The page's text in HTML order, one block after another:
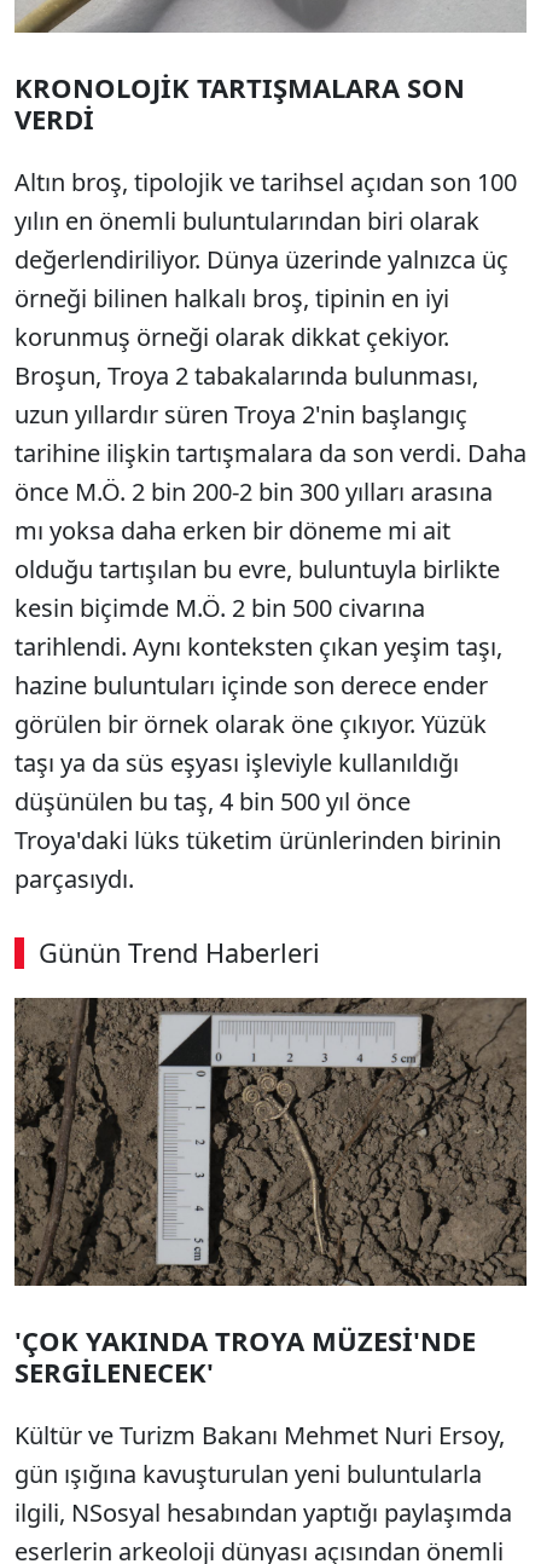
KRONOLOJİK TARTIŞMALARA SON
VERDİ
Altın broş, tipolojik ve tarihsel açıdan son 100
yılın en önemli buluntularından biri olarak
değerlendiriliyor. Dünya üzerinde yalnızca üç
örneği bilinen halkalı broş, tipinin en iyi
korunmuş örneği olarak dikkat çekiyor.
Broşun, Troya 2 tabakalarında bulunması,
uzun yıllardır süren Troya 2'nin başlangıç
tarihine ilişkin tartışmalara da son verdi. Daha
önce M.Ö. 2 bin 200-2 bin 300 yılları arasına
mı yoksa daha erken bir döneme mi ait
olduğu tartışılan bu evre, buluntuyla birlikte
kesin biçimde M.Ö. 2 bin 500 civarına
tarihlendi. Aynı konteksten çıkan yeşim taşı,
hazine buluntuları içinde son derece ender
görülen bir örnek olarak öne çıkıyor. Yüzük
taşı ya da süs eşyası işleviyle kullanıldığı
düşünülen bu taş, 4 bin 500 yıl önce
Troya'daki lüks tüketim ürünlerinden birinin
parçasıydı.
Günün Trend Haberleri
'ÇOK YAKINDA TROYA MÜZESİ'NDE
SERGİLENECEK'
Kültür ve Turizm Bakanı Mehmet Nuri Ersoy,
gün ışığına kavuşturulan yeni buluntularla
ilgili, NSosyal hesabından yaptığı paylaşımda
eserlerin arkeoloji dünyası açısından önemli